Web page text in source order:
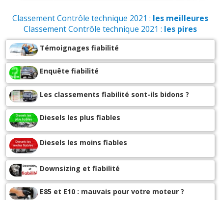
Classement Contrôle technique 2021 : les meilleures
Classement Contrôle technique 2021 : les pires
Témoignages fiabilité
Enquête fiabilité
Les classements fiabilité sont-ils bidons ?
Diesels les plus fiables
Diesels les moins fiables
Downsizing et fiabilité
E85 et E10 : mauvais pour votre moteur ?